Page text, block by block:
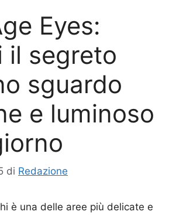
Eyes:
il segreto
sguardo
e luminoso
di Redazione
è una delle aree più delicate e